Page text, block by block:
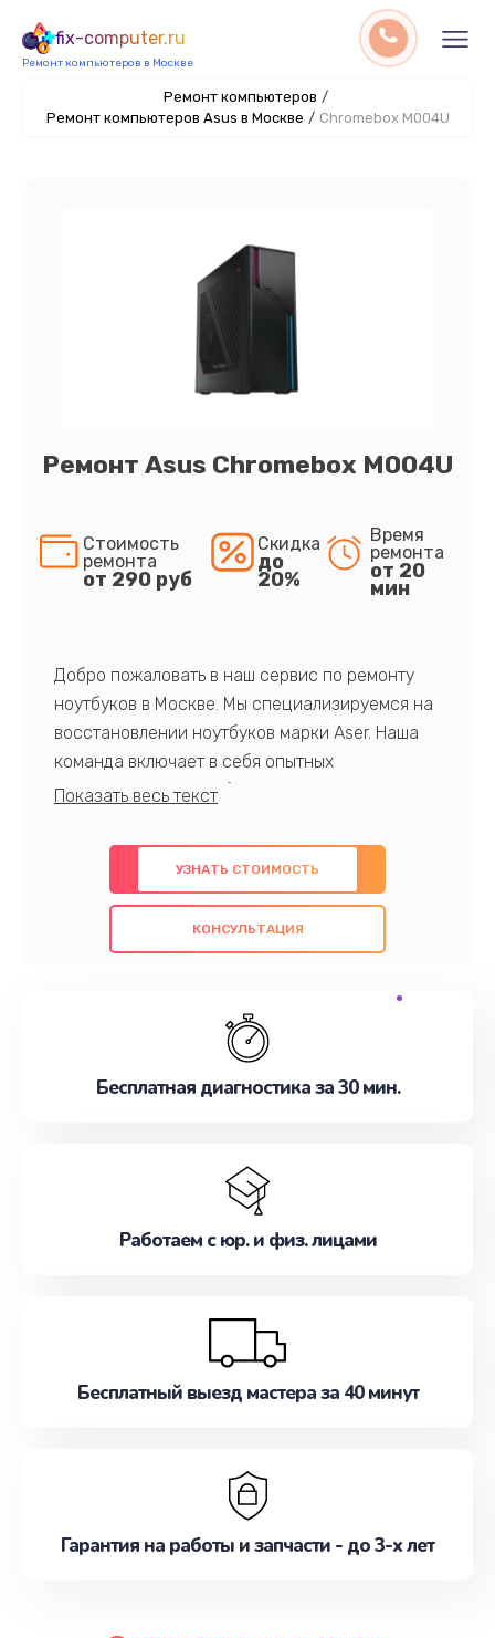
fix-computer.ru
Ремонт компьютеров в Москве
Ремонт компьютеров /
Ремонт компьютеров Asus в Москве / Chromebox M004U
Ремонт Asus Chromebox M004U
Стоимость
ремонта
от 290 руб
Скидка
до
20%
Время
ремонта
от 20
мин
Добро пожаловать в наш сервис по ремонту
ноутбуков в Москве. Мы специализируемся на
восстановлении ноутбуков марки Aser. Наша
команда включает в себя опытных
профессионалов с обширными знаниями и
предлагаем быстрый и качественный ремонт с
использованием оригинальных компонентов, а
также гарантируем качество всех
проведенных работ. Наша цель - предоставить
обслуживание, удовлетворяя их потребности
наилучшим образом. Не медлите записаться на
УЗНАТЬ СТОИМОСТЬ
КОНСУЛЬТАЦИЯ
Бесплатная диагностика за 30 мин.
Работаем с юр. и физ. лицами
Бесплатный выезд мастера за 40 минут
Гарантия на работы и запчасти - до 3-х лет